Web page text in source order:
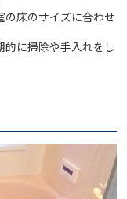
の床のサイズに合わせ
的に掃除や手入れをし